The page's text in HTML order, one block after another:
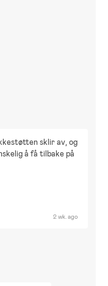
sklir av, og
å få tilbake på
2 wk. ago